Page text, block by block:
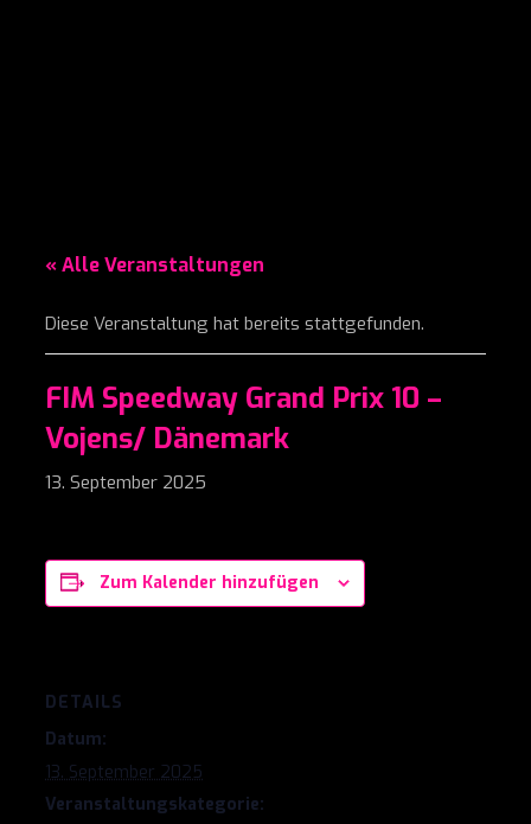
« Alle Veranstaltungen
Diese Veranstaltung hat bereits stattgefunden.
FIM Speedway Grand Prix 10 –
Vojens/ Dänemark
13. September 2025
Zum Kalender hinzufügen
DETAILS
Datum:
13. September 2025
Veranstaltungskategorie: